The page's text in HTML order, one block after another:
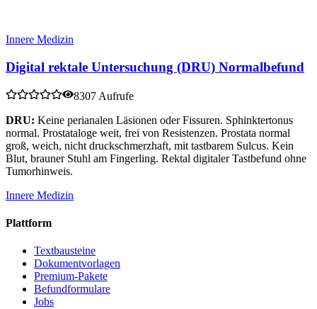
Innere Medizin
Digital rektale Untersuchung (DRU) Normalbefund
8307 Aufrufe
DRU: Keine perianalen Läsionen oder Fissuren. Sphinktertonus
normal. Prostataloge weit, frei von Resistenzen. Prostata normal
groß, weich, nicht druckschmerzhaft, mit tastbarem Sulcus. Kein
Blut, brauner Stuhl am Fingerling. Rektal digitaler Tastbefund ohne
Tumorhinweis.
Innere Medizin
Plattform
Textbausteine
Dokumentvorlagen
Premium-Pakete
Befundformulare
Jobs